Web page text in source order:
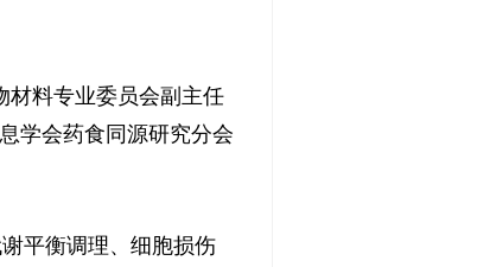
材料专业委员会副主任
学会药食同源研究分会
平衡调理、细胞损伤